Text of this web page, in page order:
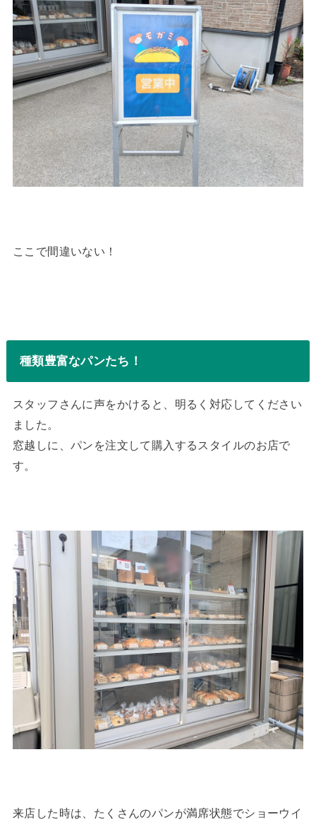
ここで間違いない！
種類豊富なパンたち！
スタッフさんに声をかけると、明るく対応してください
ました。
窓越しに、パンを注文して購入するスタイルのお店で
す。
来店した時は、たくさんのパンが満席状態でショーウイ